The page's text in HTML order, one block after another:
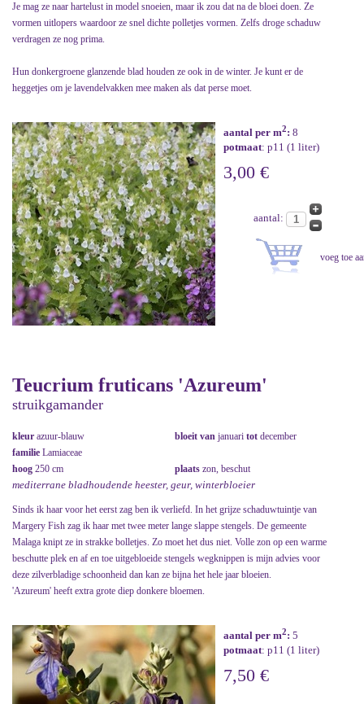
Je mag ze naar hartelust in model snoeien, maar ik zou dat na de bloei doen. Ze
vormen uitlopers waardoor ze snel dichte polletjes vormen. Zelfs droge schaduw
verdragen ze nog prima.
Hun donkergroene glanzende blad houden ze ook in de winter. Je kunt er de
heggetjes om je lavendelvakken mee maken als dat perse moet.
aantal per m2: 8
potmaat: p11 (1 liter)
3,00 €
aantal:
Teucrium fruticans 'Azureum'
struikgamander
kleur azuur-blauw bloeit van januari tot december
familie Lamiaceae
hoog 250 cm plaats zon, beschut
mediterrane bladhoudende heester, geur, winterbloeier
Sinds ik haar voor het eerst zag ben ik verliefd. In het grijze schaduwtuintje van
Margery Fish zag ik haar met twee meter lange slappe stengels. De gemeente
Malaga knipt ze in strakke bolletjes. Zo moet het dus niet. Volle zon op een warme
beschutte plek en af en toe uitgebloeide stengels wegknippen is mijn advies voor
deze zilverbladige schoonheid dan kan ze bijna het hele jaar bloeien.
'Azureum' heeft extra grote diep donkere bloemen.
aantal per m2: 5
potmaat: p11 (1 liter)
7,50 €